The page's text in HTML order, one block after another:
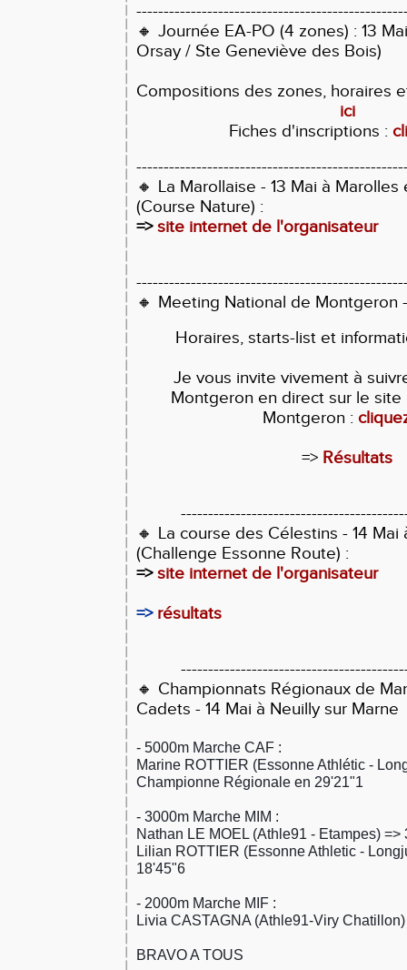
🔸 Journée EA-PO (4 zones) : 13
Orsay / Ste Geneviève des Bois)
Compositions des zones, horaires
ici
Fiches d'inscriptions :
🔸 La Marollaise - 13 Mai à
(Course Nature) :
=>site internet de l'organisateur
🔸 Meeting National de Montgeron
Horaires, starts-list et
Je vous invite vivement à
Montgeron en direct sur le
Montgeron :
=> Résultats
🔸 La course des Célestins - 14 Mai
(Challenge Essonne Route) :
=>site internet de l'organisateur
=> résultats
🔸 Championnats Régionaux de
Cadets - 14 Mai à Neuilly sur Marne
- 5000m Marche CAF :
Marine ROTTIER (Essonne Athlétic -
Championne Régionale en 29'21"1
- 3000m Marche MIM :
Nathan LE MOEL (Athle91 - Etampes) =>
Lilian ROTTIER (Essonne Athletic -
18'45"6
- 2000m Marche MIF :
Livia CASTAGNA (Athle91-Viry
BRAVO A TOUS